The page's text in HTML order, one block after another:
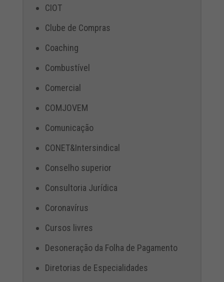
CIOT
Clube de Compras
Coaching
Combustível
Comercial
COMJOVEM
Comunicação
CONET&Intersindical
Conselho superior
Consultoria Jurídica
Coronavírus
Cursos livres
Desoneração da Folha de Pagamento
Diretorias de Especialidades